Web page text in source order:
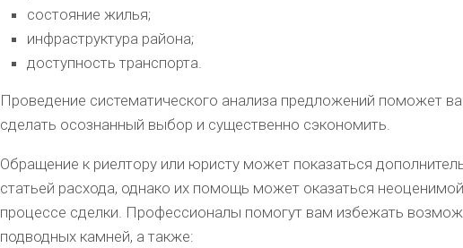
состояние жилья;
инфраструктура района;
доступность транспорта.
Проведение систематического анализа предложений поможет
сделать осознанный выбор и существенно сэкономить.
Обращение к риелтору или юристу может показаться
статьей расхода, однако их помощь может оказаться
процессе сделки. Профессионалы помогут вам избежать
подводных камней, а также: